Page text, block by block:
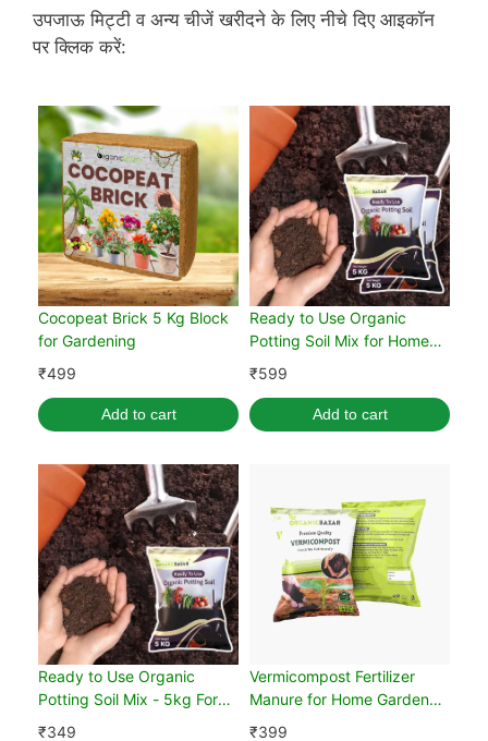
उपजाऊ मिट्टी व अन्य चीजें खरीदने के लिए नीचे दिए आइकॉन
पर क्लिक करें:
Cocopeat Brick 5 Kg Block
for Gardening
₹499
Add to cart
Ready to Use Organic
Potting Soil Mix for Home
Gardening 10 kg
₹599
Add to cart
Ready to Use Organic
Potting Soil Mix - 5kg For
Home Gardening
₹349
Vermicompost Fertilizer
Manure for Home Garden
Plants (5kg)
₹399